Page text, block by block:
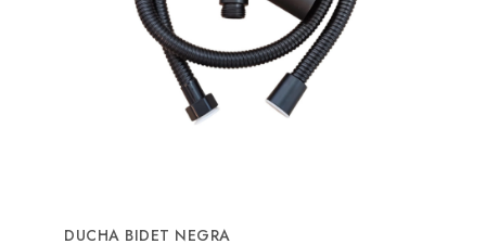
DUCHA BIDET NEGRA